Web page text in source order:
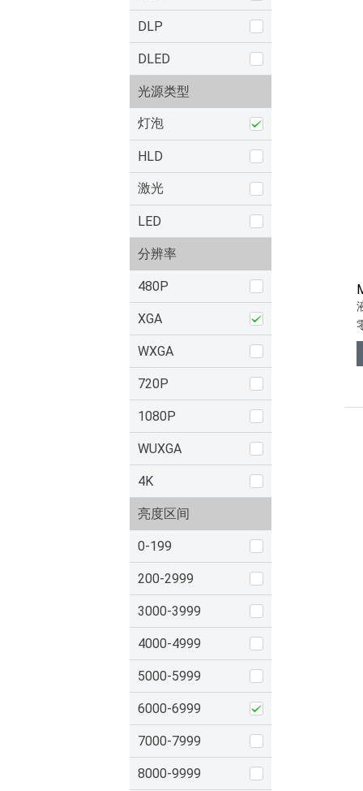
DLP
DLED
光源类型
灯泡
HLD
激光
LED
分辨率
480P
XGA
WXGA
720P
1080P
WUXGA
4K
亮度区间
0-199
200-2999
3000-3999
4000-4999
5000-5999
6000-6999
7000-7999
8000-9999